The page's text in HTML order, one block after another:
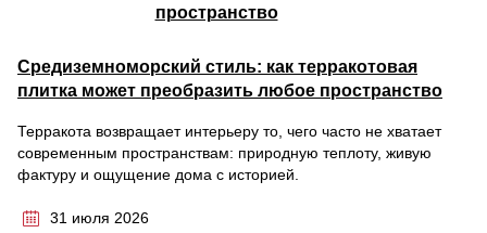
Средиземноморский стиль: как терракотовая
плитка может преобразить любое пространство
Терракота возвращает интерьеру то, чего часто не хватает
современным пространствам: природную теплоту, живую
фактуру и ощущение дома с историей.
31 июля 2026